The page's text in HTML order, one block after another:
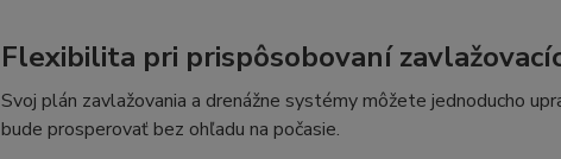
Flexibilita pri prispôsobovaní
Svoj plán zavlažovania a drenážne systémy môžete jednoducho
bude prosperovať bez ohľadu na počasie.